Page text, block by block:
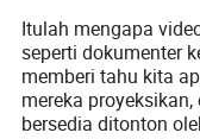
Itulah mengapa
seperti dokumenter
memberi tahu kita
mereka
bersedia ditonton